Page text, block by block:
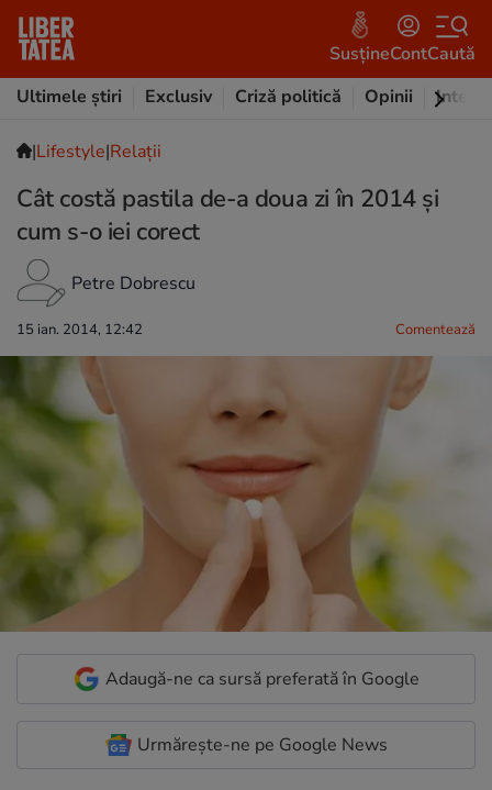
SusțineContCaută
Ultimele știri
Exclusiv Criză politică Opinii
|Lifestyle|Relații
Cât costă pastila de-a doua zi în 2014 şi
cum s-o iei corect
Petre Dobrescu
15 ian. 2014, 12:42 Comentează
Adaugă-ne ca sursă preferată în Google
Urmărește-ne pe Google News